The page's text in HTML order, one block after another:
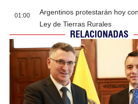
01:00
Argentinos protestarán hoy
Ley de Tierras Rurales
RELACIONADAS